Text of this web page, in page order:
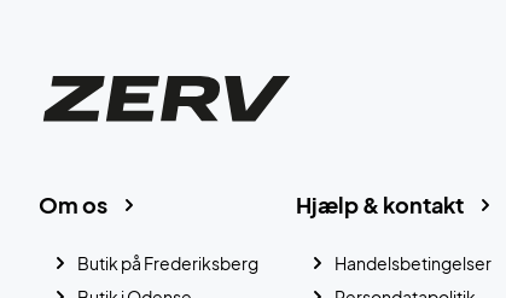
Hjælp & kontakt
Handelsbetingelser
Om os
Butik på Frederiksberg